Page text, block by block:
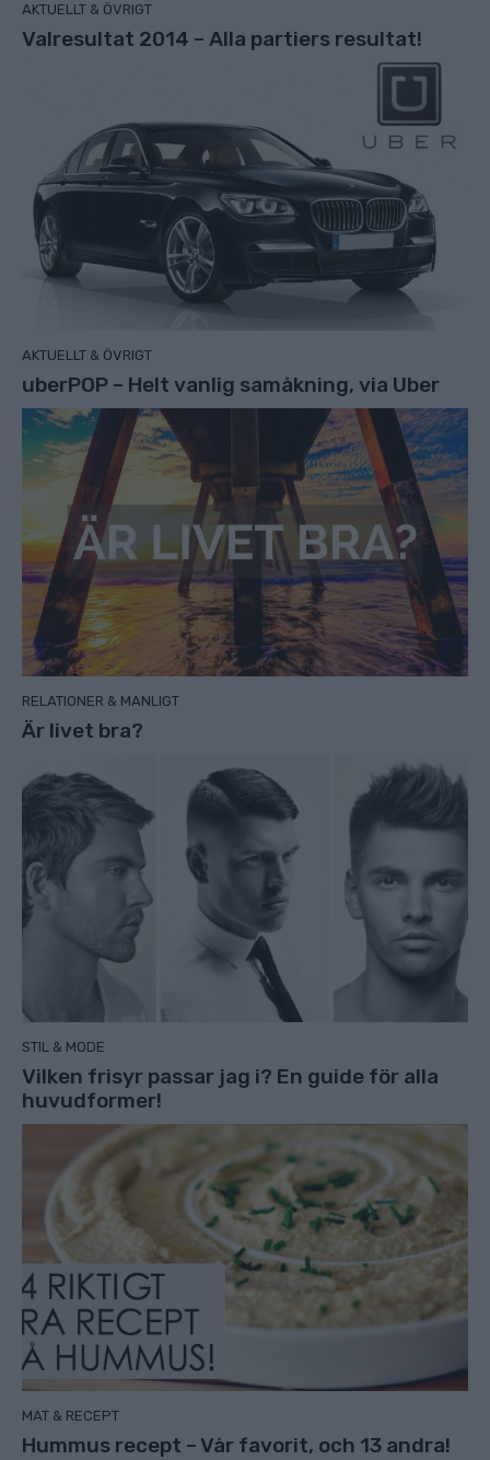
AKTUELLT & ÖVRIGT
Valresultat 2014 – Alla partiers resultat!
AKTUELLT & ÖVRIGT
uberPOP – Helt vanlig samåkning, via Uber
RELATIONER & MANLIGT
Är livet bra?
STIL & MODE
Vilken frisyr passar jag i? En guide för alla
huvudformer!
MAT & RECEPT
Hummus recept – Vår favorit, och 13 andra!